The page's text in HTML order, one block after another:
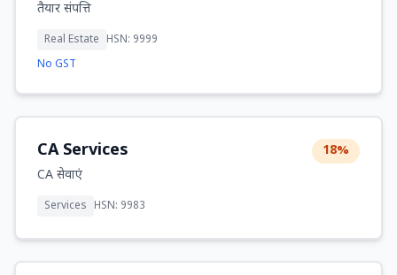
तैयार संपत्ति
Real Estate
HSN: 9999
No GST
CA Services
CA सेवाएं
18%
Services HSN: 9983